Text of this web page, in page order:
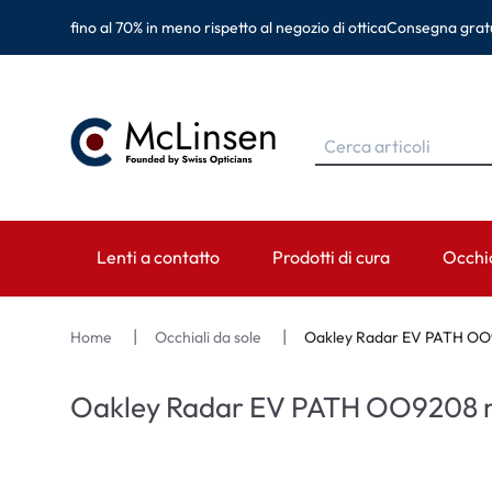
fino al 70% in meno rispetto al negozio di otticaConsegna
Lenti a contatto
MARCHE
Acuvue
CATEGORIA
Lenti toriche
Prodotti di cura
MARCHE
EyeDefinition
Home Occhiali da sole Oakley Radar EV PATH
Oakley Radar EV PATH OO9208